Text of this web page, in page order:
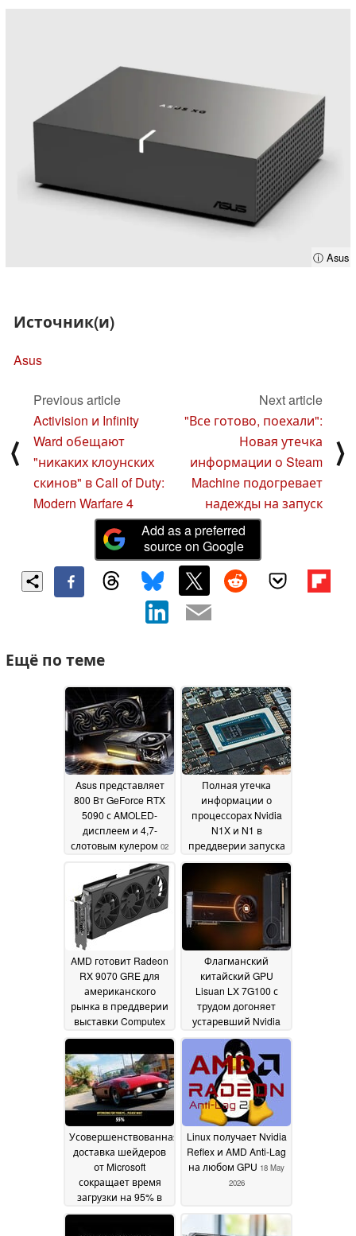
ⓘ Asus
Источник(и)
Asus
⟨
Previous article
Activision и Infinity
Ward обещают
"никаких клоунских
скинов" в Call of Duty:
Modern Warfare 4
Next article
"Все готово, поехали":
Новая утечка
информации о Steam
Machine подогревает
надежды на запуск
⟩
Add as a preferred
source on Google
Ещё по теме
Asus представляет
800 Вт GeForce RTX
5090 с AMOLED-
дисплеем и 4,7-
слотовым кулером 02
Полная утечка
информации о
процессорах Nvidia
N1X и N1 в
преддверии запуска
31 May 2026
AMD готовит Radeon
RX 9070 GRE для
американского
рынка в преддверии
выставки Computex
28 May 2026
Флагманский
китайский GPU
Lisuan LX 7G100 с
трудом догоняет
устаревший Nvidia
RTX 3060 в новом
тесте23 May 2026
Усовершенствованная
доставка шейдеров
от Microsoft
сокращает время
загрузки на 95% в
Forza Horizon 6, но
Linux получает Nvidia
Reflex и AMD Anti-Lag
на любом GPU 18 May
2026